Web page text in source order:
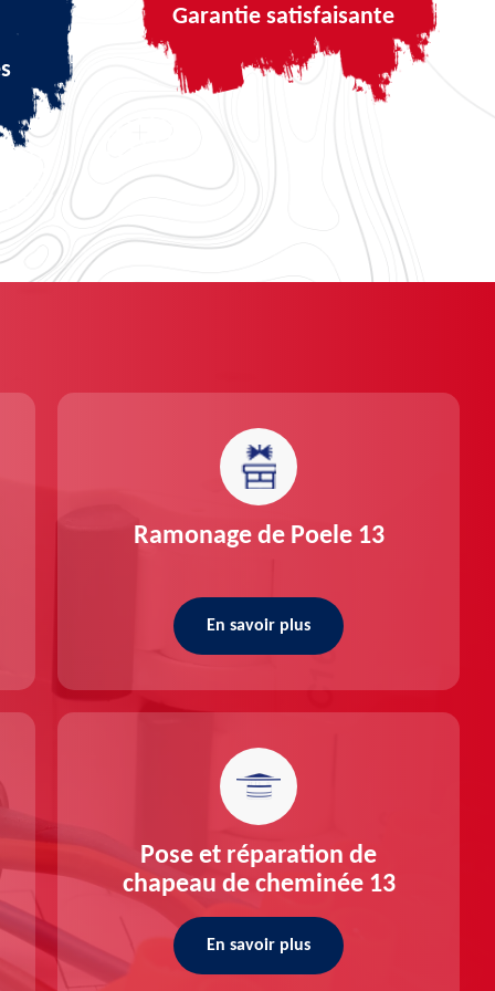
Garantie satisfaisante
Ramonage de Poele 13
En savoir plus
Pose et réparation de
chapeau de cheminée 13
En savoir plus